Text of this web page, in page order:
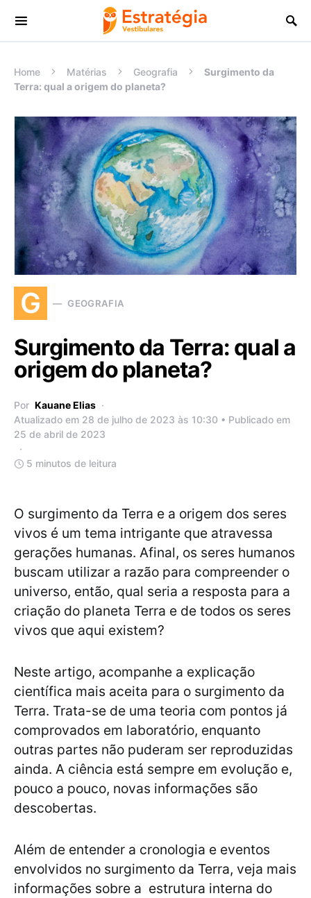
Procurar:
Home Matérias Geografia
Surgimento da
Terra: qual a origem do planeta?
G GEOGRAFIA
Surgimento da Terra: qual a
origem do planeta?
Por Kauane Elias
Atualizado em 28 de julho de 2023 às 10:30 • Publicado em
25 de abril de 2023
5 minutos de leitura
O surgimento da Terra e a origem dos seres
vivos é um tema intrigante que atravessa
gerações humanas. Afinal, os seres humanos
buscam utilizar a razão para compreender o
universo, então, qual seria a resposta para a
criação do planeta Terra e de todos os seres
vivos que aqui existem?
Neste artigo, acompanhe a explicação
científica mais aceita para o surgimento da
Terra. Trata-se de uma teoria com pontos já
comprovados em laboratório, enquanto
outras partes não puderam ser reproduzidas
ainda. A ciência está sempre em evolução e,
pouco a pouco, novas informações são
descobertas.
Além de entender a cronologia e eventos
envolvidos no surgimento da Terra, veja mais
informações sobre a estrutura interna do